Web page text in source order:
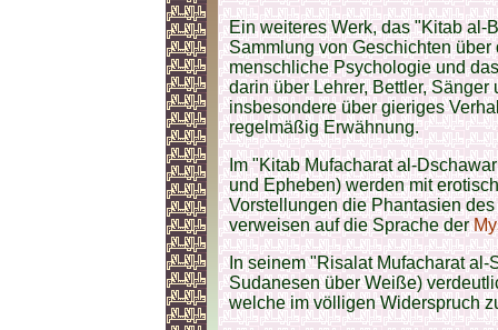
Ein weiteres Werk, das "Kitab al-
Sammlung von Geschichten
menschliche Psychologie und
darin über Lehrer, Bettler,
insbesondere über gieriges
regelmäßig Erwähnung.
Im "Kitab Mufacharat al-
und Epheben) werden mit
Vorstellungen die Phantasien
verweisen auf die Sprache der
In seinem "Risalat Mufacharat
Sudanesen über Weiße)
welche im völligen Widerspruch